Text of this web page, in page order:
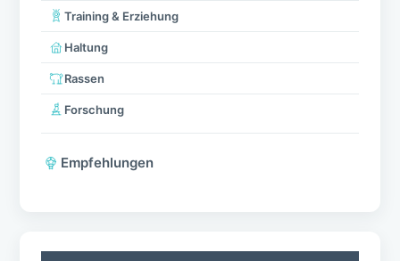
Training & Erziehung
Haltung
Rassen
Forschung
Empfehlungen